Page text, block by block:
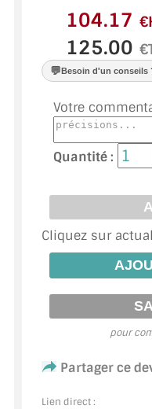
PAROI DE DOUCHE
VERRE FEUILLETÉ
VERRE LAQUÉ/
VERRE FEUILLETÉ/
DALLE DE SOL EN
PORTE EN VERRE
GARDE CORPS EN
VERRIÈRE TYPE
VERRES TEXTURÉS
PLEXIGLAS PMMA
💬Besoin d'un conseils
Votre
Quantité :
Cliquez sur
pour
Partager ce
Lien direct :